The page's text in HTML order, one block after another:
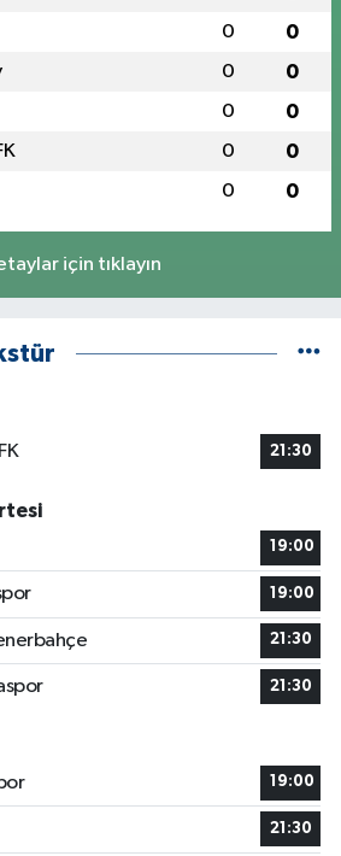
0 0
0 0
0 0
0 0
0 0
için tıklayın
21:30
19:00
19:00
21:30
21:30
19:00
21:30